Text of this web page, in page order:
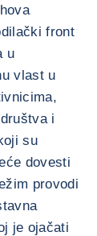
front
u
vlast u
i
su
dovesti
provodi
je ojačati